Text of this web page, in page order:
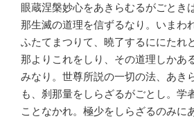
眼蔵涅槃妙心をあきらむるがごとき
那生滅の道理を信ずるなり。いまわ
ふたてまつりて、曉了するににたれ
那よりこれをしり、その道理しかあ
みなり。世尊所説の一切の法、あき
も、刹那量をしらざるがごとし。学
ことなかれ。極少をしらざるのみに